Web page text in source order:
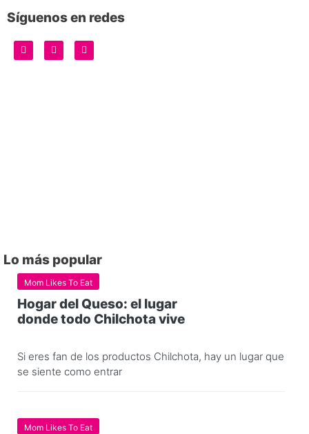
Síguenos en redes
Lo más popular
Mom Likes To Eat
Hogar del Queso: el lugar
donde todo Chilchota vive
Si eres fan de los productos Chilchota, hay un lugar que
se siente como entrar
Mom Likes To Eat